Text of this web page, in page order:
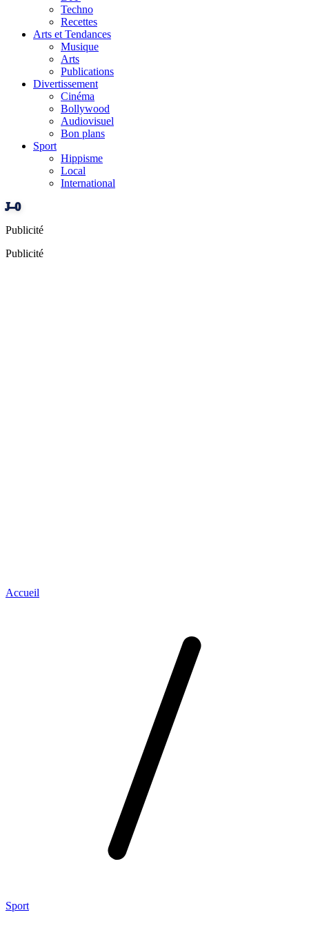
Techno
Recettes
Arts et Tendances
Musique
Arts
Publications
Divertissement
Cinéma
Bollywood
Audiovisuel
Bon plans
Sport
Hippisme
Local
International
J–0
Publicité
Publicité
Accueil
Sport